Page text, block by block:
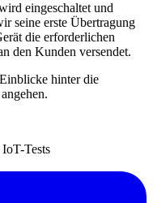
eingeschaltet und
seine erste Übertragung
die erforderlichen
den Kunden versendet.
hinter die
IoT-Tests